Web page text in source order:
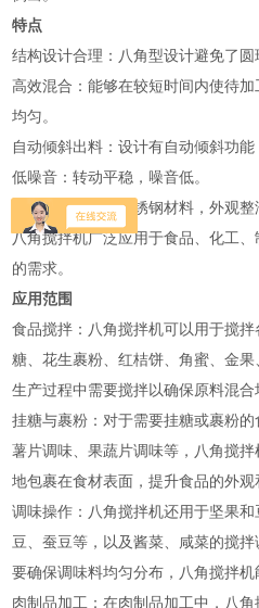
特点
结构设计合理‌：八角型设计避免了圆
高效混合‌：能够在较短时间内使待
均匀。
自动倾斜出料‌：设计有自动倾斜功能
‌低噪音‌：转动平稳，噪音低。
材料优质‌：采用不锈钢材料，外观整
八角搅拌机广泛应用于食品、化工
的需求‌。
应用范围
食品搅拌‌：八角搅拌机可以用于搅
糖、花生裹粉、红桔饼、角蜜、金
生产过程中需要搅拌以确保原料混合
挂糖与裹粉‌：对于需要挂糖或裹粉的
薯片调味、果蔬片调味等，八角搅
地包裹在食材表面，提升食品的外观
调味操作‌：八角搅拌机还用于坚果
豆、蚕豆等，以及酱菜、咸菜的搅
要确保调味料均匀分布，八角搅拌机
肉制品加工‌：在肉制品加工中，八